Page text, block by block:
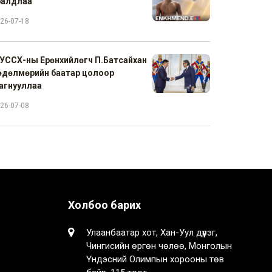
07-18
ны Ерөнхийлөгч П.Батсайхан
баатар цолоор
07-08
Холбоо барих
Улаанбаатар хот, Хан-Уул дүүрэг,
Чингисийн өргөн чөлөө, Монголын
Үндэсний Олимпын хорооны төв